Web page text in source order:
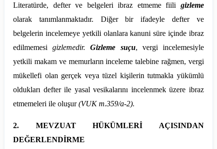
Literatürde, defter ve belgeleri ibraz etmeme fiili gizleme
olarak tanımlanmaktadır. Diğer bir ifadeyle defter ve
belgelerin incelemeye yetkili olanlara kanuni süre içinde ibraz
edilmemesigizlemedir. Gizleme suçu, vergi incelemesiyle
yetkili makam ve memurların inceleme talebine rağmen, vergi
mükellefi olan gerçek veya tüzel kişilerin tutmakla yükümlü
oldukları defter ile yasal vesikalarını incelenmek üzere ibraz
etmemeleri ile oluşur(VUK m.359/a-2).
2. MEVZUAT HÜKÜMLERİ AÇISINDAN
DEĞERLENDİRME